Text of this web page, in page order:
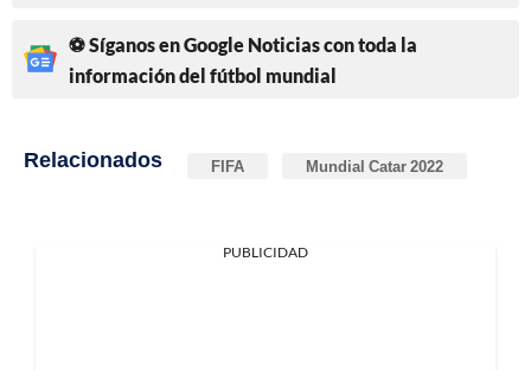
⚽ Síganos en Google Noticias con toda la
información del fútbol mundial
Relacionados FIFA Mundial Catar 2022
PUBLICIDAD